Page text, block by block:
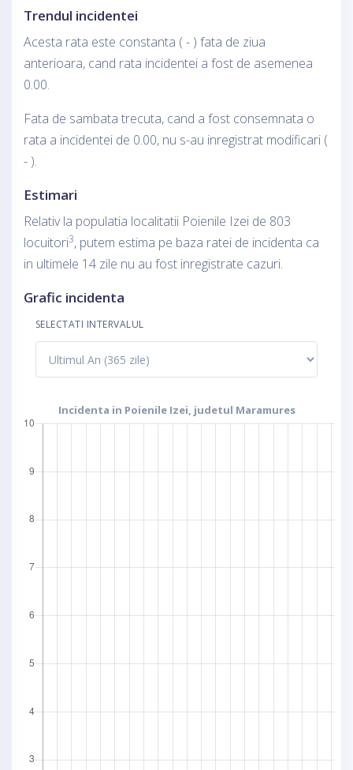
Trendul incidentei
Acesta rata este constanta ( - ) fata de ziua
anterioara, cand rata incidentei a fost de asemenea
0.00.
Fata de sambata trecuta, cand a fost consemnata o
rata a incidentei de 0.00, nu s-au inregistrat modificari (
- ).
Estimari
Relativ la populatia localitatii Poienile Izei de 803
locuitori3, putem estima pe baza ratei de incidenta ca
in ultimele 14 zile nu au fost inregistrate cazuri.
Grafic incidenta
SELECTATI INTERVALUL